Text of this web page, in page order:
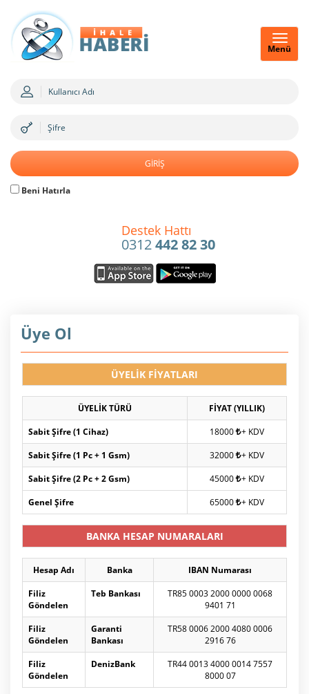
Menü
Beni Hatırla
Destek Hattı
0312442 82 30
Üye Ol
ÜYELİK FİYATLARI
ÜYELİK TÜRÜ
FİYAT (YILLIK)
Sabit Şifre (1 Cihaz)
18000 + KDV
Sabit Şifre (1 Pc + 1 Gsm)
32000 + KDV
Sabit Şifre (2 Pc + 2 Gsm)
45000 + KDV
Genel Şifre
65000 + KDV
BANKA HESAP NUMARALARI
Hesap Adı Banka
IBAN Numarası
Filiz
Göndelen
Teb Bankası
TR85 0003 2000 0000 0068
9401 71
Filiz
Göndelen
Garanti
Bankası
TR58 0006 2000 4080 0006
2916 76
Filiz
Göndelen
DenizBank
TR44 0013 4000 0014 7557
8000 07